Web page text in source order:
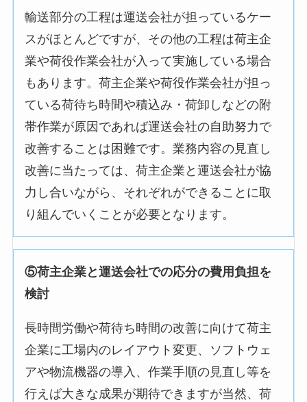
輸送部分の工程は運送会社が担っているケー
スがほとんどですが、その他の工程は荷主企
業や荷役作業会社が入って実施している場合
もあります。荷主企業や荷役作業会社が担っ
ている荷待ち時間や積込み・荷卸しなどの附
帯作業が原因であれば運送会社の自助努力で
改善することは困難です。業務内容の見直し
改善に当たっては、荷主企業と運送会社が協
力し合いながら、それぞれができることに取
り組んでいくことが必要となります。
⑤荷主企業と運送会社での応分の費用負担を
検討
長時間労働や荷待ち時間の改善に向けて荷主
企業に工場内のレイアウト変更、ソフトウェ
アや物流機器の導入、作業手順の見直し等を
行えば大きな成果が期待できますが当然、荷